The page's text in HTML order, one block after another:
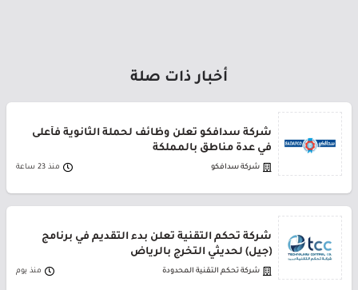
أخبار ذات صلة
شركة سدافكو تعلن وظائف لحملة الثانوية فأعلى
في عدة مناطق بالمملكة
شركة سدافكو منذ 23 ساعة
شركة تحكم التقنية تعلن بدء التقديم في برنامج
(جيل) لحديثي التخرج بالرياض
شركة تحكم التقنية المحدودة منذ يوم